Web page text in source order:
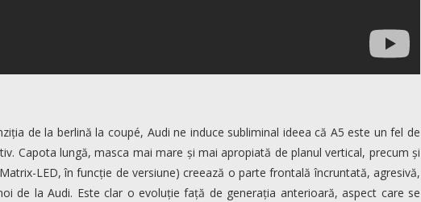
de la berlină la coupé, Audi ne induce subliminal ideea că A5 este un fel de
Capota lungă, masca mai mare și mai apropiată de planul vertical, precum și
LED, în funcție de versiune) creează o parte frontală încruntată, agresivă,
de la Audi. Este clar o evoluție față de generația anterioară, aspect care se